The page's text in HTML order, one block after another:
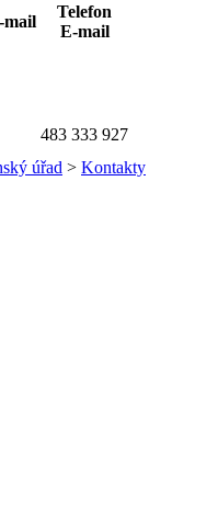
mail
Telefon
E-mail
483 333 927
úřad > Kontakty